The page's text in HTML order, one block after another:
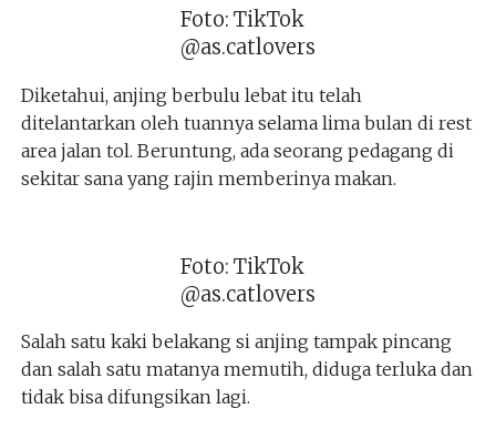
Foto: TikTok
@as.catlovers
Diketahui, anjing berbulu lebat itu telah
ditelantarkan oleh tuannya selama lima bulan di rest
area jalan tol. Beruntung, ada seorang pedagang di
sekitar sana yang rajin memberinya makan.
Foto: TikTok
@as.catlovers
Salah satu kaki belakang si anjing tampak pincang
dan salah satu matanya memutih, diduga terluka dan
tidak bisa difungsikan lagi.